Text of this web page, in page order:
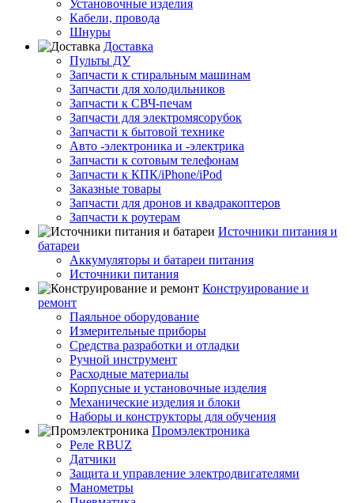
Установочные изделия
Кабели, провода
Шнуры
Доставка
Пульты ДУ
Запчасти к стиральным машинам
Запчасти для холодильников
Запчасти к СВЧ-печам
Запчасти для электромясорубок
Запчасти к бытовой технике
Авто -электроника и -электрика
Запчасти к сотовым телефонам
Запчасти к КПК/iPhone/iPod
Заказные товары
Запчасти для дронов и квадракоптеров
Запчасти к роутерам
Источники питания и
батареи
Аккумуляторы и батареи питания
Источники питания
Конструирование и
ремонт
Паяльное оборудование
Измерительные приборы
Средства разработки и отладки
Ручной инструмент
Расходные материалы
Корпусные и установочные изделия
Механические изделия и блоки
Наборы и конструкторы для обучения
Промэлектроника
Реле RBUZ
Датчики
Защита и управление электродвигателями
Манометры